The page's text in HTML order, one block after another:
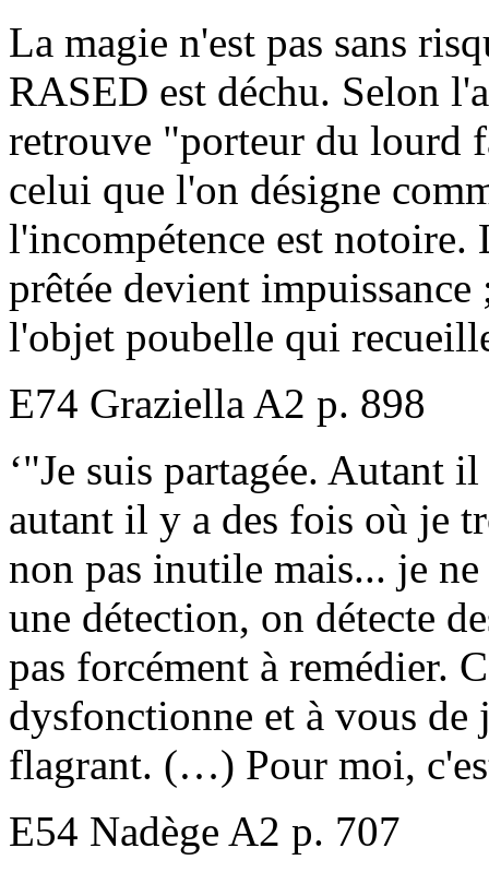
La magie n'est pas sans
RASED est déchu. Selon
retrouve "porteur du lourd
celui que l'on désigne
l'incompétence est
prêtée devient
l'objet poubelle qui
E74 Graziella A2 p. 898
‘"Je suis partagée. Autant
autant il y a des fois où je
non pas inutile mais... je
une détection, on détecte
pas forcément à remédier.
dysfonctionne et à vous de
flagrant. (…) Pour moi,
E54 Nadège A2 p. 707